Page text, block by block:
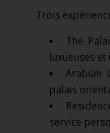
Trois
The
luxueuses
Arabian
palais
service